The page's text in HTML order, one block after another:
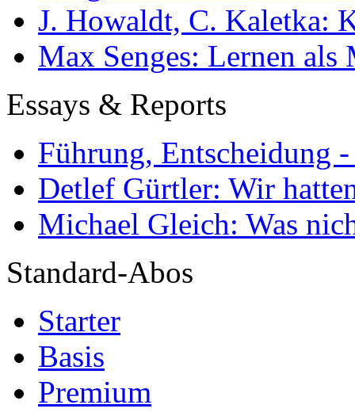
J. Howaldt, C. Kaletka:
Max Senges: Lernen als
Essays & Reports
Führung, Entscheidung
Detlef Gürtler: Wir
Michael Gleich: Was
Standard-Abos
Starter
Basis
Premium